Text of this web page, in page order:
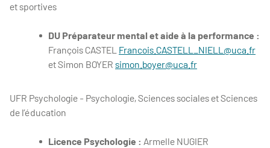
et sportives
DU Préparateur mental et aide à la performance :
François CASTEL Francois.CASTELL_NIELL@uca.fr
et Simon BOYER simon.boyer@uca.fr
UFR Psychologie - Psychologie, Sciences sociales et Sciences
de l’éducation
Licence Psychologie : Armelle NUGIER